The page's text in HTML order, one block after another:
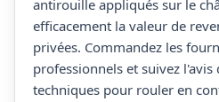
antirouille appliqués sur le
efficacement la valeur de
privées. Commandez les
professionnels et suivez l'avis
techniques pour rouler en